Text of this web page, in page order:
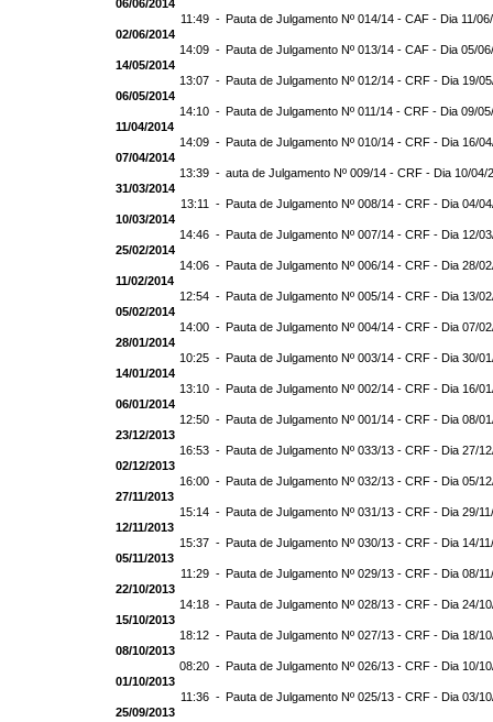
06/06/2014
11:49 - Pauta de Julgamento Nº 014/14 - CAF - Dia 11/
02/06/2014
14:09 - Pauta de Julgamento Nº 013/14 - CAF - Dia 05/
14/05/2014
13:07 - Pauta de Julgamento Nº 012/14 - CRF - Dia 19/
06/05/2014
14:10 - Pauta de Julgamento Nº 011/14 - CRF - Dia 09/
11/04/2014
14:09 - Pauta de Julgamento Nº 010/14 - CRF - Dia 16/
07/04/2014
13:39 - auta de Julgamento Nº 009/14 - CRF - Dia 10/04/
31/03/2014
13:11 - Pauta de Julgamento Nº 008/14 - CRF - Dia 04/
10/03/2014
14:46 - Pauta de Julgamento Nº 007/14 - CRF - Dia 12/
25/02/2014
14:06 - Pauta de Julgamento Nº 006/14 - CRF - Dia 28/
11/02/2014
12:54 - Pauta de Julgamento Nº 005/14 - CRF - Dia 13/
05/02/2014
14:00 - Pauta de Julgamento Nº 004/14 - CRF - Dia 07/
28/01/2014
10:25 - Pauta de Julgamento Nº 003/14 - CRF - Dia 30/
14/01/2014
13:10 - Pauta de Julgamento Nº 002/14 - CRF - Dia 16/
06/01/2014
12:50 - Pauta de Julgamento Nº 001/14 - CRF - Dia 08/
23/12/2013
16:53 - Pauta de Julgamento Nº 033/13 - CRF - Dia 27/
02/12/2013
16:00 - Pauta de Julgamento Nº 032/13 - CRF - Dia 05/
27/11/2013
15:14 - Pauta de Julgamento Nº 031/13 - CRF - Dia 29/
12/11/2013
15:37 - Pauta de Julgamento Nº 030/13 - CRF - Dia 14/
05/11/2013
11:29 - Pauta de Julgamento Nº 029/13 - CRF - Dia 08/
22/10/2013
14:18 - Pauta de Julgamento Nº 028/13 - CRF - Dia 24/
15/10/2013
18:12 - Pauta de Julgamento Nº 027/13 - CRF - Dia 18/
08/10/2013
08:20 - Pauta de Julgamento Nº 026/13 - CRF - Dia 10/
01/10/2013
11:36 - Pauta de Julgamento Nº 025/13 - CRF - Dia 03/
25/09/2013